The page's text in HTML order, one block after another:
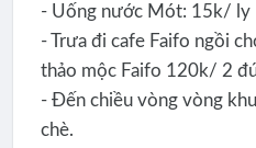
- Uống nước Mót: 15k/ ly
- Trưa đi cafe Faifo ngồi
thảo mộc Faifo 120k/ 2
- Đến chiều vòng vòng
chè.